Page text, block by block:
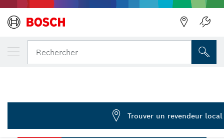
Rechercher
EXPERT
VOTRE VARIANTE SÉLECTIONNÉE
Adaptateur EXPERT SDS Clean pour
2 608 901 480
Trouver un revendeur local